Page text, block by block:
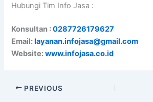
Hubungi Tim Info Jasa :
Konsultan :0287726179627
Email:layanan.infojasa@gmail.com
Website:www.infojasa.co.id
PREVIOUS